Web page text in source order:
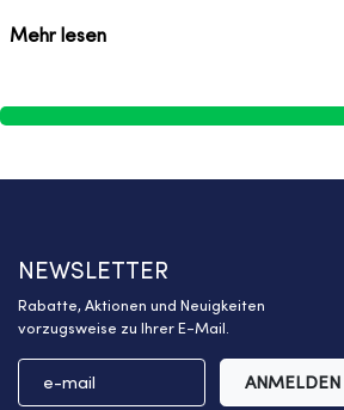
Mehr lesen
NEWSLETTER
Rabatte, Aktionen und Neuigkeiten
vorzugsweise zu Ihrer E-Mail.
ANMELDEN